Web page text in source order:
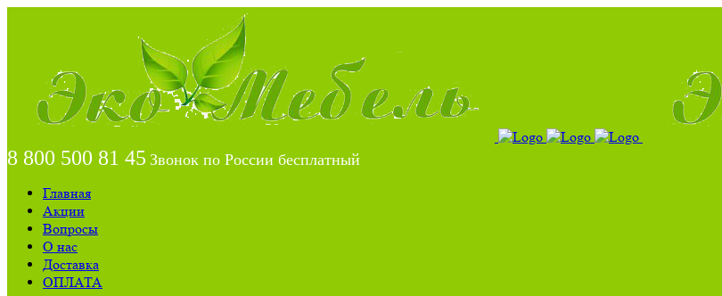
8 800 500 81 45 Звонок по России бесплатный
Главная
Акции
Вопросы
О нас
Доставка
ОПЛАТА